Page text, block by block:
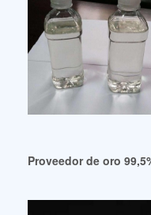
Proveedor de oro